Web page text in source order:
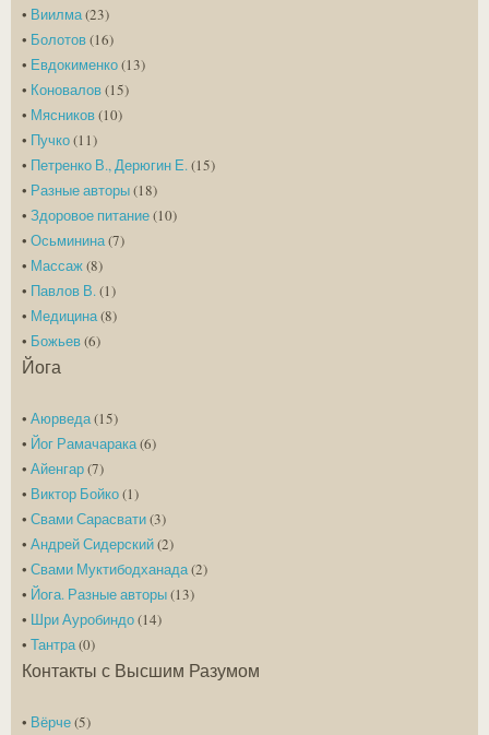
• Виилма(23)
• Болотов(16)
• Евдокименко(13)
• Коновалов(15)
• Мясников(10)
• Пучко(11)
• Петренко В., Дерюгин Е. (15)
• Разные авторы(18)
• Здоровое питание(10)
• Осьминина(7)
• Массаж(8)
• Павлов В. (1)
• Медицина(8)
• Божьев(6)
Йога
• Аюрведа(15)
• Йог Рамачарака(6)
• Айенгар(7)
• Виктор Бойко(1)
• Свами Сарасвати(3)
• Андрей Сидерский(2)
• Свами Муктибодханада(2)
• Йога. Разные авторы(13)
• Шри Ауробиндо(14)
• Тантра(0)
Контакты с Высшим Разумом
• Вёрче(5)